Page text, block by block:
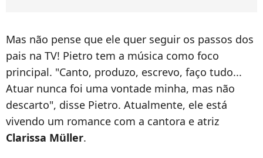
Mas não pense que ele quer seguir os passos dos
pais na TV! Pietro tem a música como foco
principal. "Canto, produzo, escrevo, faço tudo...
Atuar nunca foi uma vontade minha, mas não
descarto", disse Pietro. Atualmente, ele está
vivendo um romance com a cantora e atriz
Clarissa Müller.